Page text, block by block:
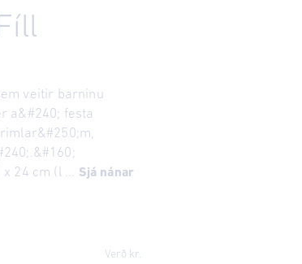
veitir barninu
a&#240; festa
24 cm (l ... Sjá nánar
Verð kr.